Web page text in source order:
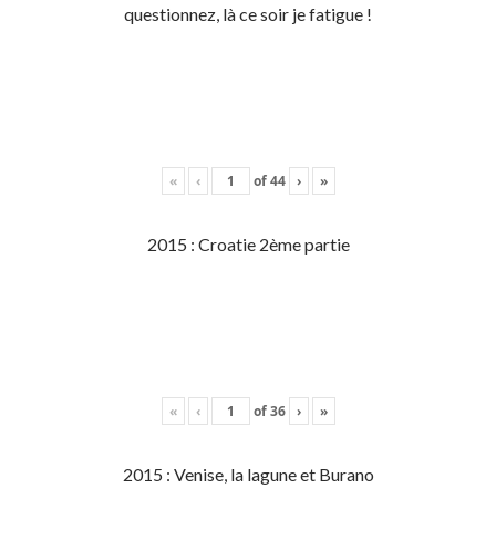
questionnez, là ce soir je fatigue !
« ‹ of44 › »
2015 : Croatie 2ème partie
« ‹ of36 › »
2015 : Venise, la lagune et Burano